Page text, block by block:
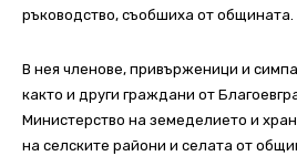
ръководство, съобшиха от общината.
В нея членове, привърженици и
както и други граждани от
Министерство на земеделието и
на селските райони и селата от